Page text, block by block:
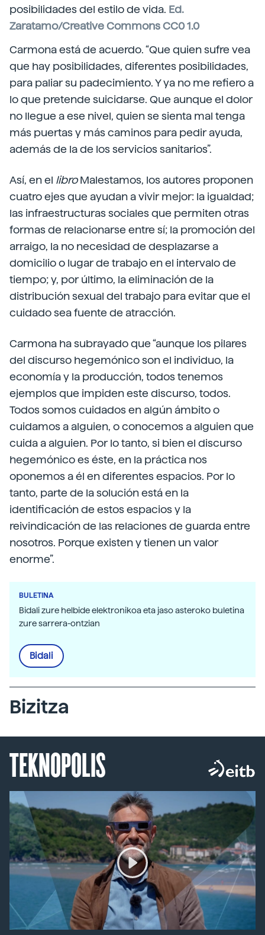
posibilidades del estilo de vida. Ed.
Zaratamo/Creative Commons CC0 1.0
Carmona está de acuerdo. “Que quien sufre vea
que hay posibilidades, diferentes posibilidades,
para paliar su padecimiento. Y ya no me refiero a
lo que pretende suicidarse. Que aunque el dolor
no llegue a ese nivel, quien se sienta mal tenga
más puertas y más caminos para pedir ayuda,
además de la de los servicios sanitarios”.
Así, en el libroMalestamos, los autores proponen
cuatro ejes que ayudan a vivir mejor: la igualdad;
las infraestructuras sociales que permiten otras
formas de relacionarse entre sí; la promoción del
arraigo, la no necesidad de desplazarse a
domicilio o lugar de trabajo en el intervalo de
tiempo; y, por último, la eliminación de la
distribución sexual del trabajo para evitar que el
cuidado sea fuente de atracción.
Carmona ha subrayado que “aunque los pilares
del discurso hegemónico son el individuo, la
economía y la producción, todos tenemos
ejemplos que impiden este discurso, todos.
Todos somos cuidados en algún ámbito o
cuidamos a alguien, o conocemos a alguien que
cuida a alguien. Por lo tanto, si bien el discurso
hegemónico es éste, en la práctica nos
oponemos a él en diferentes espacios. Por lo
tanto, parte de la solución está en la
identificación de estos espacios y la
reivindicación de las relaciones de guarda entre
nosotros. Porque existen y tienen un valor
enorme”.
BULETINA
Bidali zure helbide elektronikoa eta jaso asteroko buletina
zure sarrera-ontzian
Bidali
Bizitza
TEKNOPOLIS